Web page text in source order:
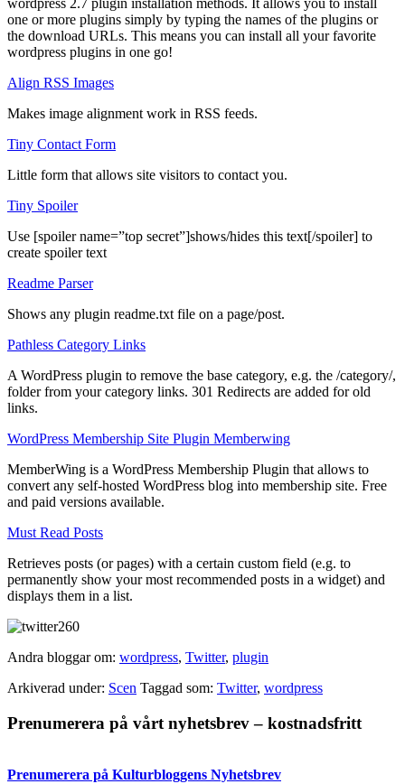
wordpress 2.7 plugin installation methods. It allows you to install
one or more plugins simply by typing the names of the plugins or
the download URLs. This means you can install all your favorite
wordpress plugins in one go!
Align RSS Images
Makes image alignment work in RSS feeds.
Tiny Contact Form
Little form that allows site visitors to contact you.
Tiny Spoiler
Use [spoiler name=”top secret”]shows/hides this text[/spoiler] to
create spoiler text
Readme Parser
Shows any plugin readme.txt file on a page/post.
Pathless Category Links
A WordPress plugin to remove the base category, e.g. the /category/,
folder from your category links. 301 Redirects are added for old
links.
WordPress Membership Site Plugin Memberwing
MemberWing is a WordPress Membership Plugin that allows to
convert any self-hosted WordPress blog into membership site. Free
and paid versions available.
Must Read Posts
Retrieves posts (or pages) with a certain custom field (e.g. to
permanently show your most recommended posts in a widget) and
displays them in a list.
Andra bloggar om: wordpress, Twitter, plugin
Arkiverad under: Scen Taggad som: Twitter, wordpress
Primärt
Prenumerera på vårt nyhetsbrev – kostnadsfritt
Prenumerera på Kulturbloggens Nyhetsbrev